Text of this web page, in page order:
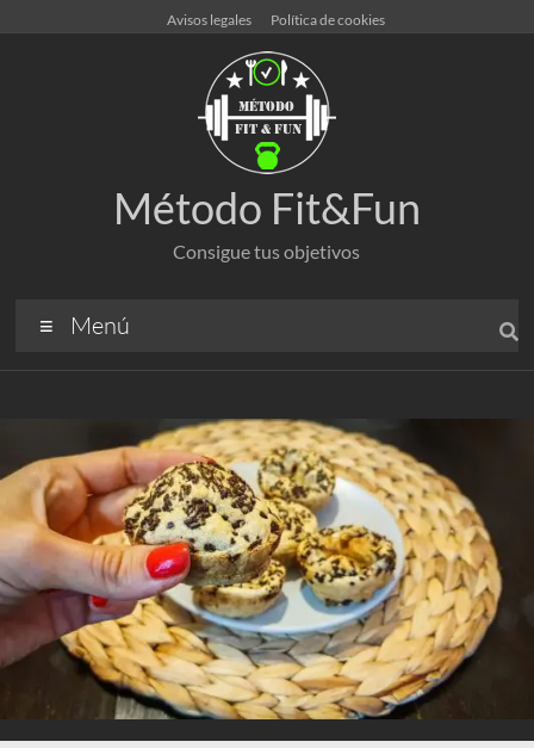
Avisos legales Política de cookies
Método Fit&Fun
Consigue tus objetivos
Menú